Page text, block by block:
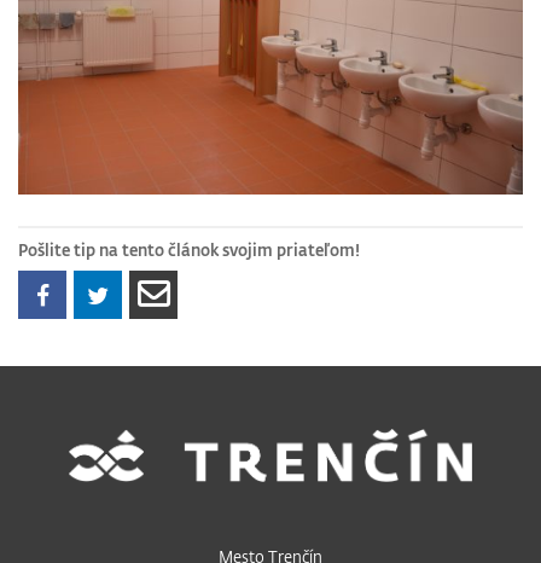
Pošlite tip na tento článok svojim priateľom!
Mesto Trenčín